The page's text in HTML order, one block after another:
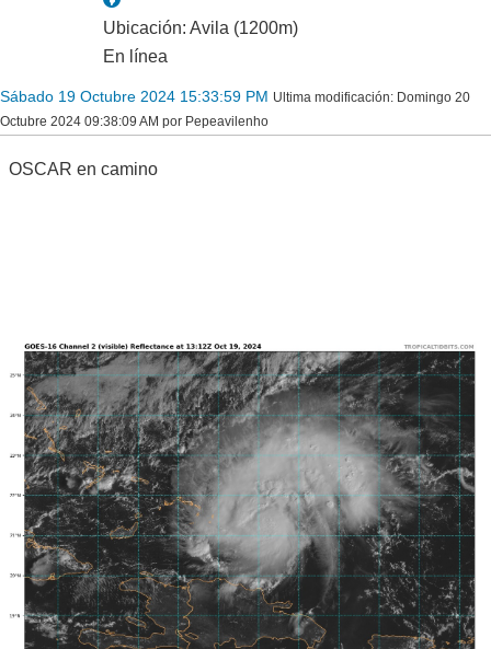
Ubicación: Avila (1200m)
En línea
Sábado 19 Octubre 2024 15:33:59 PM Ultima modificación: Domingo 20
Octubre 2024 09:38:09 AM por Pepeavilenho
OSCAR en camino